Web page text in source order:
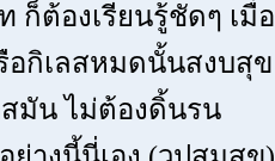
ต้องเรียนรู้ชัดๆ เมื่อ
อกิเลสหมดนั้นสงบสุข
มัน ไม่ต้องดิ้นรน